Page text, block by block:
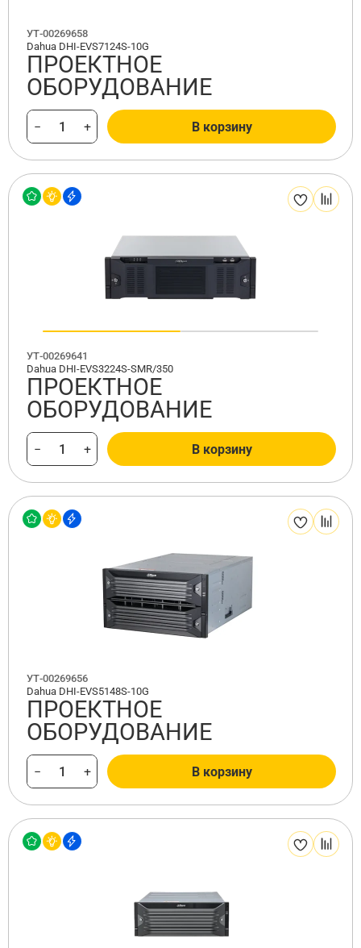
УТ-00269658
Dahua DHI-EVS7124S-10G
ПРОЕКТНОЕ
ОБОРУДОВАНИЕ
− + В корзину
УТ-00269641
Dahua DHI-EVS3224S-SMR/350
ПРОЕКТНОЕ
ОБОРУДОВАНИЕ
− + В корзину
УТ-00269656
Dahua DHI-EVS5148S-10G
ПРОЕКТНОЕ
ОБОРУДОВАНИЕ
− + В корзину